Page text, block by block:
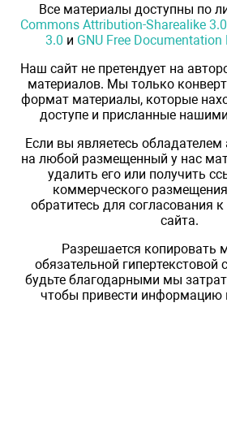
Все материалы доступны по
Commons Attribution-Sharealike
3.0 и GNU Free Documentation
Наш сайт не претендует на
материалов. Мы только
формат материалы, которые
доступе и присланные
Если вы являетесь обладателем
на любой размещенный у нас
удалить его или получить
коммерческого
обратитесь для согласования
сайта.
Разрешается копировать
обязательной гипертекстовой
будьте благодарными мы
чтобы привести информацию